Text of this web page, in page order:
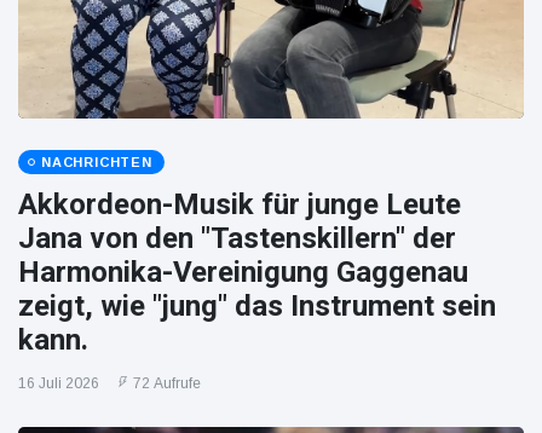
NACHRICHTEN
Akkordeon-Musik für junge Leute
Jana von den "Tastenskillern" der
Harmonika-Vereinigung Gaggenau
zeigt, wie "jung" das Instrument sein
kann.
16 Juli 2026 72 Aufrufe